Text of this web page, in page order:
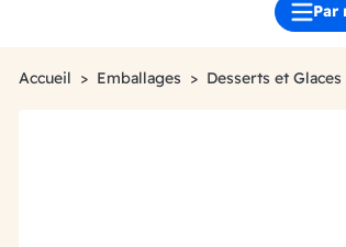
Par
Accueil Emballages Desserts et Glaces